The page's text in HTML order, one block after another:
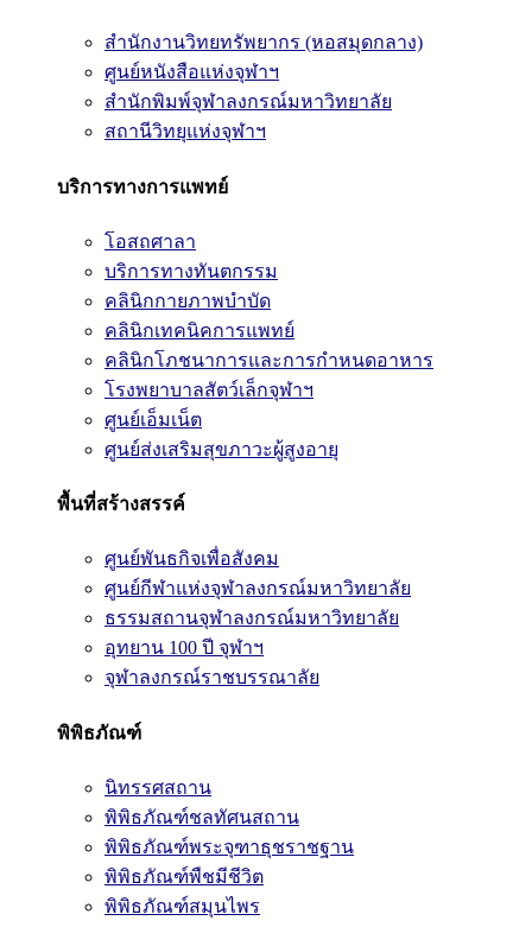
สำนักงานวิทยทรัพยากร (หอสมุดกลาง)
ศูนย์หนังสือแห่งจุฬาฯ
สำนักพิมพ์จุฬาลงกรณ์มหาวิทยาลัย
สถานีวิทยุแห่งจุฬาฯ
บริการทางการแพทย์
โอสถศาลา
บริการทางทันตกรรม
คลินิกกายภาพบำบัด
คลินิกเทคนิคการแพทย์
คลินิกโภชนาการและการกำหนดอาหาร
โรงพยาบาลสัตว์เล็กจุฬาฯ
ศูนย์เอ็มเน็ต
ศูนย์ส่งเสริมสุขภาวะผู้สูงอายุ
พื้นที่สร้างสรรค์
ศูนย์พันธกิจเพื่อสังคม
ศูนย์กีฬาแห่งจุฬาลงกรณ์มหาวิทยาลัย
ธรรมสถานจุฬาลงกรณ์มหาวิทยาลัย
อุทยาน 100 ปี จุฬาฯ
จุฬาลงกรณ์ราชบรรณาลัย
พิพิธภัณฑ์
นิทรรศสถาน
พิพิธภัณฑ์ชลทัศนสถาน
พิพิธภัณฑ์พระจุฑาธุชราชฐาน
พิพิธภัณฑ์พืชมีชีวิต
พิพิธภัณฑ์สมุนไพร